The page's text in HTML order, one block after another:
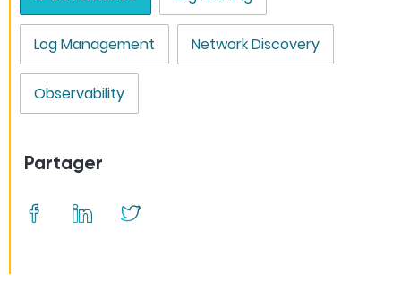
Log Management Network Discovery
Observability
Partager